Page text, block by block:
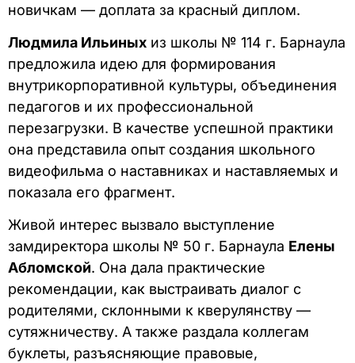
новичкам — доплата за красный диплом.
Людмила Ильиных из школы № 114 г. Барнаула
предложила идею для формирования
внутрикорпоративной культуры, объединения
педагогов и их профессиональной
перезагрузки. В качестве успешной практики
она представила опыт создания школьного
видеофильма о наставниках и наставляемых и
показала его фрагмент.
Живой интерес вызвало выступление
замдиректора школы № 50 г. Барнаула Елены
Абломской. Она дала практические
рекомендации, как выстраивать диалог с
родителями, склонными к кверулянству —
сутяжничеству. А также раздала коллегам
буклеты, разъясняющие правовые,